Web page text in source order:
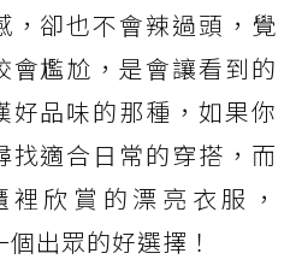
，卻也不會辣過頭，覺
會尷尬，是會讓看到的
好品味的那種，如果你
找適合日常的穿搭，而
欣賞的漂亮衣服，
出眾的好選擇！